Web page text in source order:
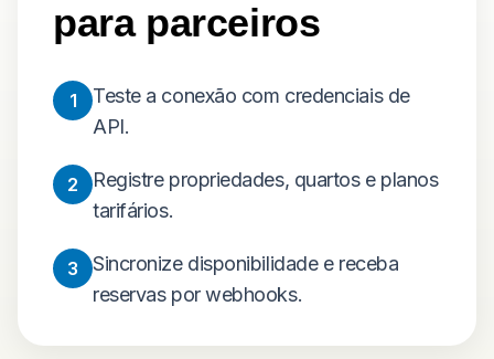
para parceiros
1
Teste a conexão com credenciais de
API.
2
Registre propriedades, quartos e planos
tarifários.
3
Sincronize disponibilidade e receba
reservas por webhooks.